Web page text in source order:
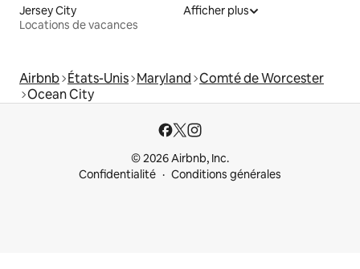
Jersey City
Locations de vacances
Afficher plus
Airbnb États-Unis Maryland Comté de Worcester
Ocean City
© 2026 Airbnb, Inc.
Confidentialité
Conditions générales